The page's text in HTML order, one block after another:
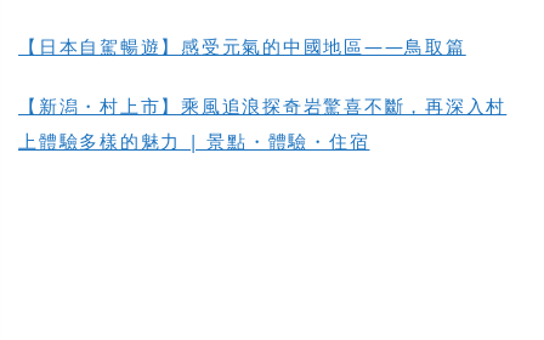
【日本自駕暢遊】感受元氣的中國地區——鳥取篇
【新潟・村上市】乘風追浪探奇岩驚喜不斷，再深入村
上體驗多樣的魅力 | 景點・體驗・住宿